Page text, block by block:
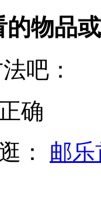
物品
吧：
确
：
邮